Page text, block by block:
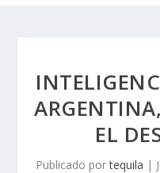
EL
Publicado portequila |